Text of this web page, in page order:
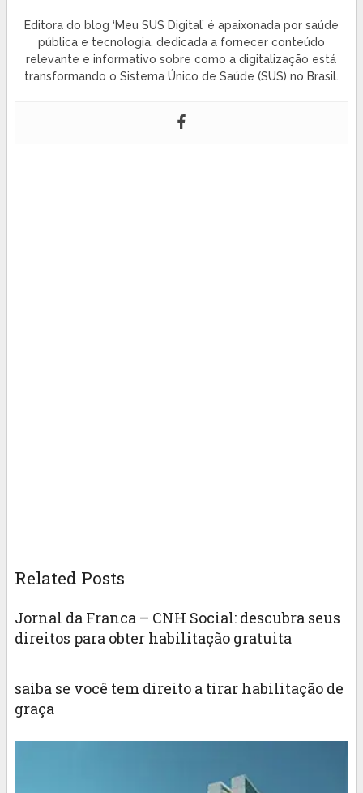
Editora do blog ‘Meu SUS Digital’ é apaixonada por saúde
pública e tecnologia, dedicada a fornecer conteúdo
relevante e informativo sobre como a digitalização está
transformando o Sistema Único de Saúde (SUS) no Brasil.
Related Posts
Jornal da Franca – CNH Social: descubra seus
direitos para obter habilitação gratuita
saiba se você tem direito a tirar habilitação de
graça